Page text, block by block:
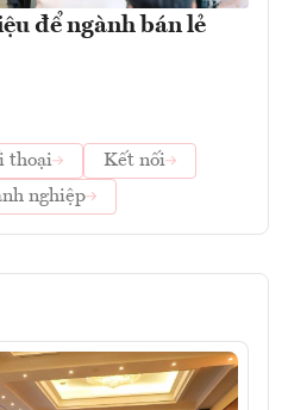
để ngành bán lẻ
thoại
Kết nối
nghiệp